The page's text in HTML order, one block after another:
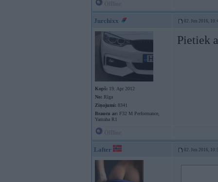
Jurchixx 02. Jun 2016,
Kopš: 19. Apr 2012
No: Rīga
Ziņojumi: 8341
Braucu ar: F32 M Performance,
Yamaha R1
Pietiek
Lafter 02. Jun 2016,